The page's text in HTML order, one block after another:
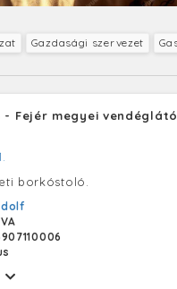
Gazdasági szervezet
Fejér megyei
borkóstoló.